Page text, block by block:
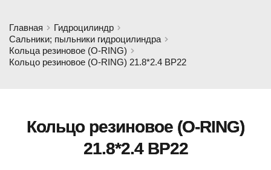
Главная
Гидроцилиндр
Сальники; пыльники гидроцилиндра
Кольца резиновое (O-RING)
Кольцо резиновое (O-RING) 21.8*2.4 BP22
Кольцо резиновое (O-RING)
21.8*2.4 BP22